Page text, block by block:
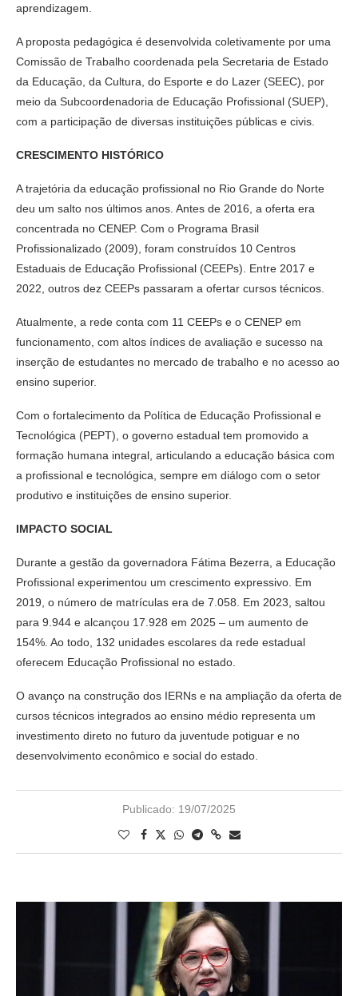
aprendizagem.
A proposta pedagógica é desenvolvida coletivamente por uma
Comissão de Trabalho coordenada pela Secretaria de Estado
da Educação, da Cultura, do Esporte e do Lazer (SEEC), por
meio da Subcoordenadoria de Educação Profissional (SUEP),
com a participação de diversas instituições públicas e civis.
CRESCIMENTO HISTÓRICO
A trajetória da educação profissional no Rio Grande do Norte
deu um salto nos últimos anos. Antes de 2016, a oferta era
concentrada no CENEP. Com o Programa Brasil
Profissionalizado (2009), foram construídos 10 Centros
Estaduais de Educação Profissional (CEEPs). Entre 2017 e
2022, outros dez CEEPs passaram a ofertar cursos técnicos.
Atualmente, a rede conta com 11 CEEPs e o CENEP em
funcionamento, com altos índices de avaliação e sucesso na
inserção de estudantes no mercado de trabalho e no acesso ao
ensino superior.
Com o fortalecimento da Política de Educação Profissional e
Tecnológica (PEPT), o governo estadual tem promovido a
formação humana integral, articulando a educação básica com
a profissional e tecnológica, sempre em diálogo com o setor
produtivo e instituições de ensino superior.
IMPACTO SOCIAL
Durante a gestão da governadora Fátima Bezerra, a Educação
Profissional experimentou um crescimento expressivo. Em
2019, o número de matrículas era de 7.058. Em 2023, saltou
para 9.944 e alcançou 17.928 em 2025 – um aumento de
154%. Ao todo, 132 unidades escolares da rede estadual
oferecem Educação Profissional no estado.
O avanço na construção dos IERNs e na ampliação da oferta de
cursos técnicos integrados ao ensino médio representa um
investimento direto no futuro da juventude potiguar e no
desenvolvimento econômico e social do estado.
Publicado: 19/07/2025